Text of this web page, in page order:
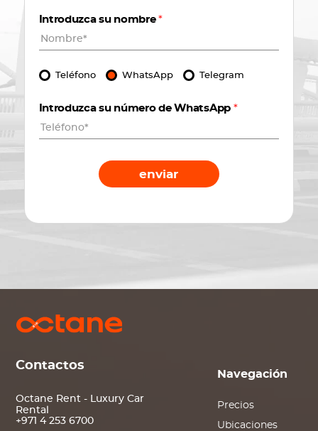
Introduzca su nombre*
Teléfono WhatsApp Telegram
Introduzca su número de WhatsApp *
enviar
Contactos
Octane Rent - Luxury Car
Rental
+971 4 253 6700
Navegación
Precios
Ubicaciones